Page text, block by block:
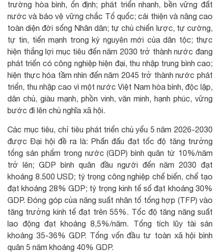
trường hòa bình, ổn định; phát triển nhanh, bền vững đất
nước và bảo vệ vững chắc Tổ quốc; cải thiện và nâng cao
toàn diện đời sống Nhân dân; tự chủ chiến lược, tự cường,
tự tin, tiến mạnh trong kỷ nguyên mới của dân tộc; thực
hiện thắng lợi mục tiêu đến năm 2030 trở thành nước đang
phát triển có công nghiệp hiện đại, thu nhập trung bình cao;
hiện thực hóa tầm nhìn đến năm 2045 trở thành nước phát
triển, thu nhập cao vì một nước Việt Nam hòa bình, độc lập,
dân chủ, giàu mạnh, phồn vinh, văn minh, hạnh phúc, vững
bước đi lên chủ nghĩa xã hội.
Các mục tiêu, chỉ tiêu phát triển chủ yếu 5 năm 2026-2030
được Đại hội đề ra là: Phấn đấu đạt tốc độ tăng trưởng
tổng sản phẩm trong nước (GDP) bình quân từ 10%/năm
trở lên; GDP bình quân đầu người đến năm 2030 đạt
khoảng 8.500 USD; tỷ trọng công nghiệp chế biến, chế tạo
đạt khoảng 28% GDP; tỷ trọng kinh tế số đạt khoảng 30%
GDP. Đóng góp của năng suất nhân tố tổng hợp (TFP) vào
tăng trưởng kinh tế đạt trên 55%. Tốc độ tăng năng suất
lao động đạt khoảng 8,5%/năm. Tổng tích lũy tài sản
khoảng 35-36% GDP. Tổng vốn đầu tư toàn xã hội bình
quân 5 năm khoảng 40% GDP.